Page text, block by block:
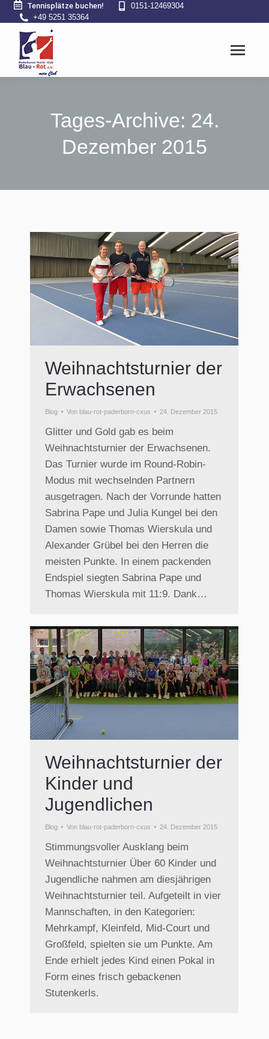
Tennisplätze buchen!
0151-12469304
+49 5251 35364
Tages-Archive: 24.
Dezember 2015
Weihnachtsturnier der
Erwachsenen
Blog Von blau-rot-paderborn-cxus 24. Dezember 2015
Glitter und Gold gab es beim
Weihnachtsturnier der Erwachsenen.
Das Turnier wurde im Round-Robin-
Modus mit wechselnden Partnern
ausgetragen. Nach der Vorrunde hatten
Sabrina Pape und Julia Kungel bei den
Damen sowie Thomas Wierskula und
Alexander Grübel bei den Herren die
meisten Punkte. In einem packenden
Endspiel siegten Sabrina Pape und
Thomas Wierskula mit 11:9. Dank…
Weihnachtsturnier der
Kinder und
Jugendlichen
Blog Von blau-rot-paderborn-cxus 24. Dezember 2015
Stimmungsvoller Ausklang beim
Weihnachtsturnier Über 60 Kinder und
Jugendliche nahmen am diesjährigen
Weihnachtsturnier teil. Aufgeteilt in vier
Mannschaften, in den Kategorien:
Mehrkampf, Kleinfeld, Mid-Court und
Großfeld, spielten sie um Punkte. Am
Ende erhielt jedes Kind einen Pokal in
Form eines frisch gebackenen
Stutenkerls.